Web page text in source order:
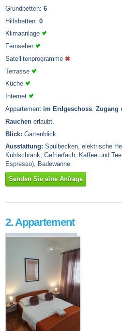
Grundbetten: 6
Hilfsbetten: 0
Klimaanlage
Fernseher
Satellitenprogramme
Terrasse
Küche
Internet
Appartement im Erdgeschoss. Zugang
Rauchen erlaubt.
Blick: Gartenblick
Ausstattung: Spülbecken, elektrische
Kühlschrank, Gefrierfach, Kaffee und
Espresso), Badewanne
Senden Sie eine Anfrage
2. Appartement